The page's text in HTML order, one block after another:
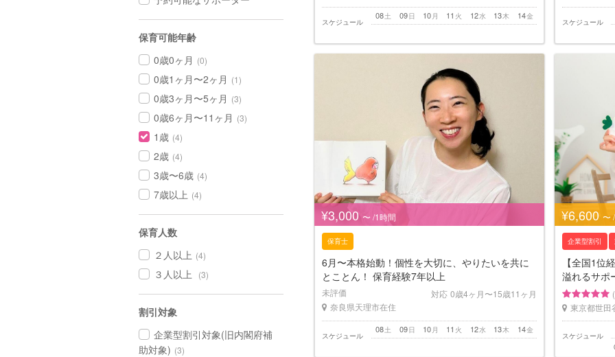
保育可能年齢
0歳0ヶ月 (0)
0歳1ヶ月〜2ヶ月 (1)
0歳3ヶ月〜5ヶ月 (3)
0歳6ヶ月〜11ヶ月 (3)
1歳 (4)
2歳 (4)
3歳〜6歳 (4)
7歳以上 (4)
保育人数
２人以上 (4)
３人以上 (3)
割引対象
企業型割引対象(旧内閣府補
助対象) (3)
スケジュール
土
08 日
09 月
10 火
11 水
12 木
13 金
14
スケジュール
¥3,000 〜 /1時間
保育士
6月〜本格始動！個性を大切に、やりたいを共に
とことん！ 保育経験7年以上
未評価 対応 0歳4ヶ月〜15歳11ヶ月
奈良県天理市在住
スケジュール
土
08 日
09 月
10 火
11 水
12 木
13 金
14
¥6,600 〜
企業型割引
【全国1位
溢れるサポ
東京都世田
スケジュール